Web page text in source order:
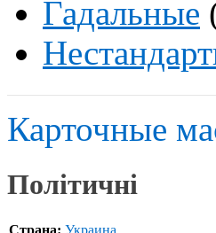
Гадальные
Карточные
Полiтичнi
Страна: Украина